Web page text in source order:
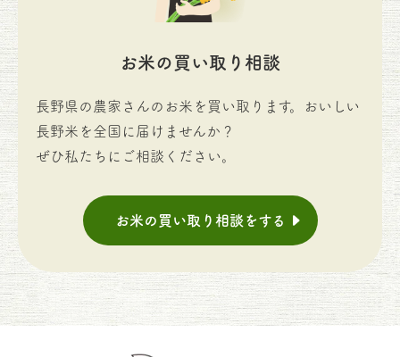
お米の買い取り相談
長野県の農家さんのお米を買い取ります。おいしい
長野米を全国に届けませんか？
ぜひ私たちにご相談ください。
お米の買い取り相談をする